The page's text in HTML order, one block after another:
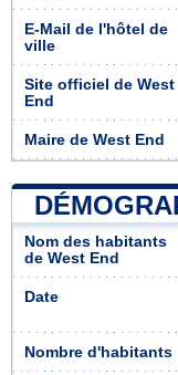
E-Mail de l'hôtel de
ville
Site officiel de West
End
Maire de West End
Nom des habitants
de West End
Date
Nombre d'habitants